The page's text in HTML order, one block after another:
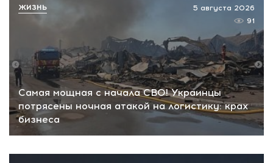
Самая мощная с начала СВО! Украинцы
потрясены ночная атакой на логистику: крах
бизнеса
5 августа 2026
91
ЖИЗНЬ